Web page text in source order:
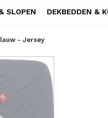
SLOPEN DEKBEDDEN &
- Jersey